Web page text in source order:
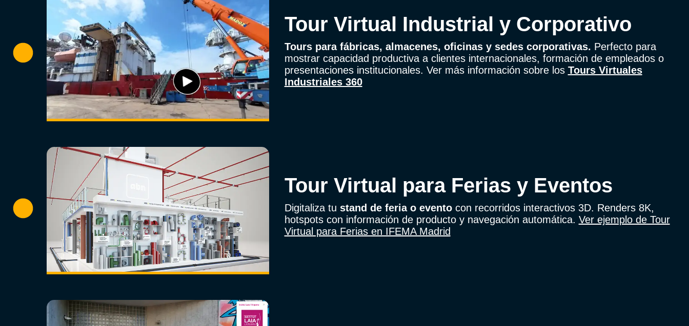
Tour Virtual Industrial y Corporativo
Tours para fábricas, almacenes, oficinas y sedes corporativas. Perfecto para
mostrar capacidad productiva a clientes internacionales, formación de empleados o
presentaciones institucionales. Ver más información sobre los Tours Virtuales
Industriales 360
Tour Virtual para Ferias y Eventos
Digitaliza tu stand de feria o eventocon recorridos interactivos 3D. Renders 8K,
hotspots con información de producto y navegación automática. Ver ejemplo de Tour
Virtual para Ferias en IFEMA Madrid